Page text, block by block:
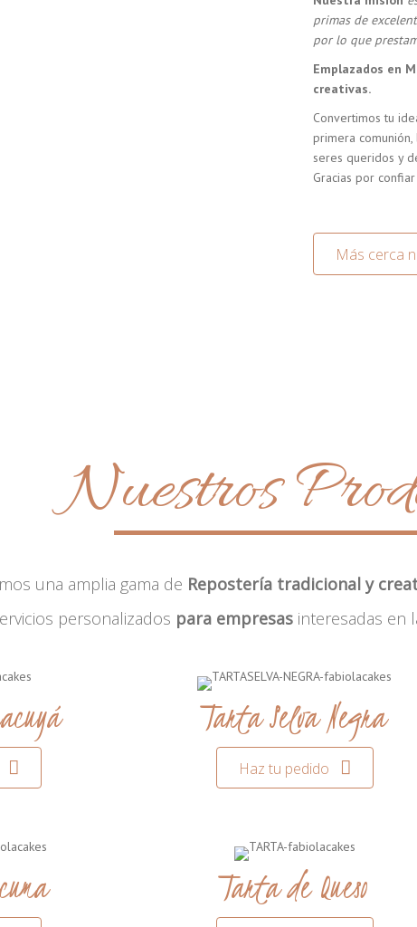
primas de
por lo que
Emplazados en
creativas.
Convertimos tu
primera
seres queridos y
Gracias por
Más cerca
Nuestros
una amplia gama de Repostería tradicional y
personalizados para empresas interesadas en
Tarta Selva Negra
Haz tu pedido
Tarta de Queso